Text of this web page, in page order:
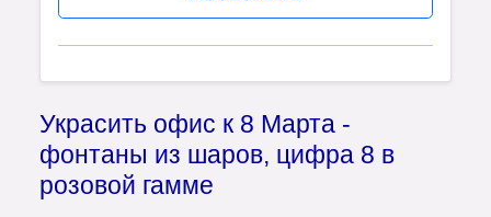
Украсить офис к 8 Марта -
фонтаны из шаров, цифра 8 в
розовой гамме